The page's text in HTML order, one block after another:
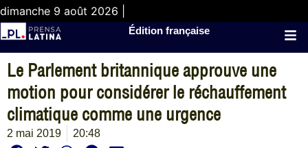
dimanche 9 août 2026 |
Édition française
Le Parlement britannique approuve une
motion pour considérer le réchauffement
climatique comme une urgence
2 mai 2019 20:48